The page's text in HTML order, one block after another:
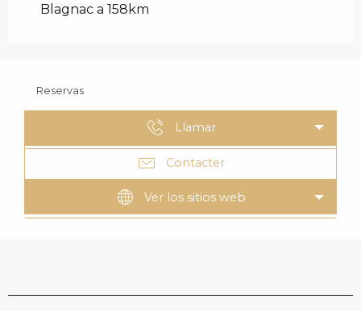
Blagnac a 158km
Reservas
Llamar
Contacter
Ver los sitios web